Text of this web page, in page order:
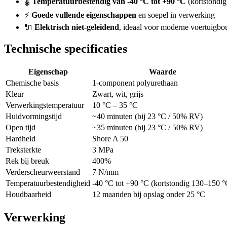
⚡ Goede vullende eigenschappen en soepel in verwerking
🔌 Elektrisch niet-geleidend, ideaal voor moderne
Technische specificaties
Eigenschap
Waarde
Chemische basis
1-component polyurethaan
Kleur
Zwart, wit, grijs
Verwerkingstemperatuur
10 °C – 35 °C
Huidvormingstijd
~40 minuten (bij 23 °C / 50% RV)
Open tijd
~35 minuten (bij 23 °C / 50% RV)
Hardheid
Shore A 50
Treksterkte
3 MPa
Rek bij breuk
400%
Verderscheurweerstand
7 N/mm
Temperatuurbestendigheid -40 °C tot +90 °C (kortstondig 130–150
Houdbaarheid
12 maanden bij opslag onder 25 °C
Verwerking